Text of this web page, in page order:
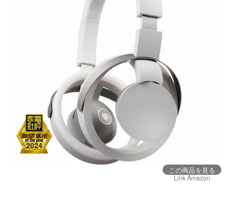
この商品を見る
Link Amazon